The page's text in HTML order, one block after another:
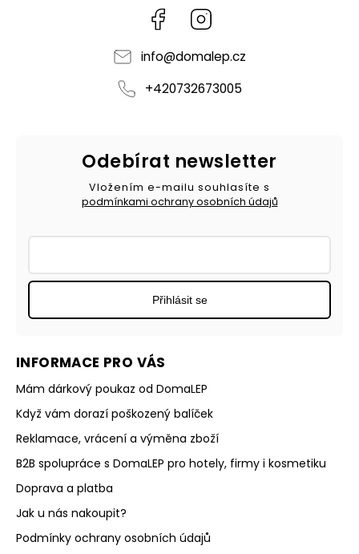
Facebook
info@domalep.cz
+420732673005
INFORMACE PRO VÁS
Mám dárkový poukaz od DomaLEP
Když vám dorazí poškozený balíček
Reklamace, vrácení a výměna zboží
B2B spolupráce s DomaLEP pro hotely, firmy i kosmetiku
Doprava a platba
Jak u nás nakoupit?
Podmínky ochrany osobních údajů
Odebírat newsletter
Vložením e-mailu souhlasíte s
podmínkami ochrany osobních údajů
Přihlásit se